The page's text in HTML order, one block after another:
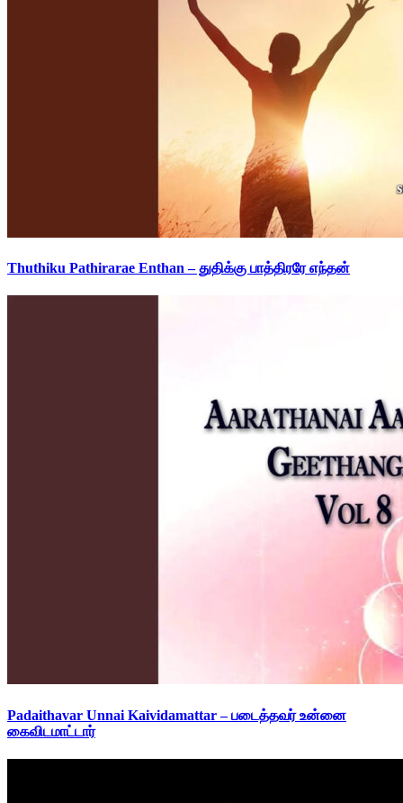
Thuthiku Pathirarae Enthan – துதிக்கு பாத்திரரே எந்தன்
Padaithavar Unnai Kaividamattar – படைத்தவர் உன்னை
கைவிடமாட்டார்